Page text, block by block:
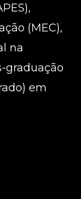
(MEC),
na
graduação
em